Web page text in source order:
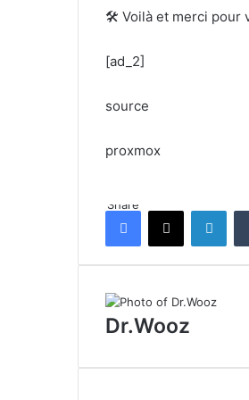
🛠️ Voilà et merci pour
[ad_2]
source
proxmox
ShareFacebook
X
Dr.Wooz